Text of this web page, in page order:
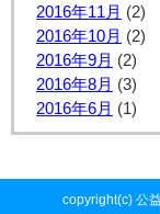
2016年11月 (2)
2016年10月 (2)
2016年9月 (2)
2016年8月 (3)
2016年6月 (1)
copyright(c) 公